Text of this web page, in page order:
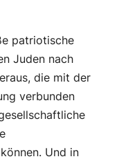
patriotische
Juden nach
die mit der
verbunden
Und in